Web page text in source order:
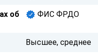
об
ФИС ФРДО
Высшее, среднее